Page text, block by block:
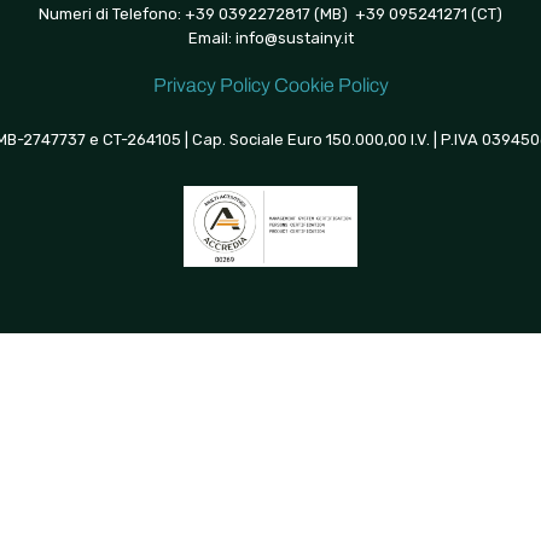
Numeri di Telefono: +39 0392272817 (MB) +39 095241271 (CT)
Email: info@sustainy.it
Privacy Policy Cookie Policy
2747737 e CT-264105 | Cap. Sociale Euro 150.000,00 I.V. | P.IVA